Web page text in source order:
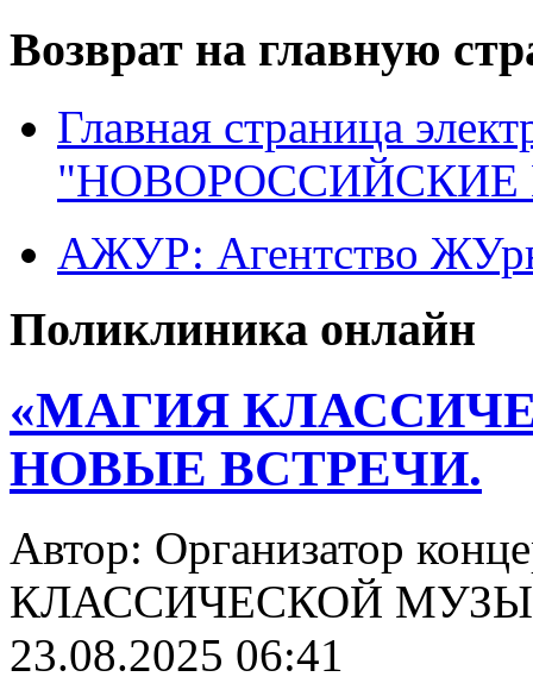
Возврат на главную
Главная страница
"НОВОРОССИЙСКИЕ
АЖУР: Агентство
Поликлиника онлайн
«МАГИЯ
НОВЫЕ ВСТРЕЧИ.
Автор: Организатор
КЛАССИЧЕСКОЙ
23.08.2025 06:41